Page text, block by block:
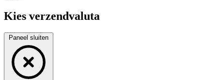
Kies verzendvaluta
Paneel sluiten